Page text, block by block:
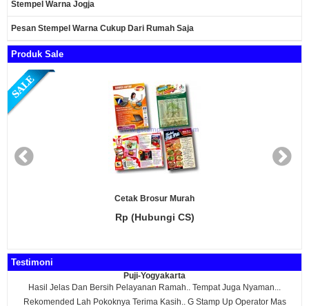
Stempel Warna Jogja
Pesan Stempel Warna Cukup Dari Rumah Saja
Produk Sale
Cetak Brosur Murah
Rp (Hubungi CS)
Testimoni
Puji-Yogyakarta
Hasil Jelas Dan Bersih Pelayanan Ramah.. Tempat Juga Nyaman...
Rekomended Lah Pokoknya Terima Kasih.. G Stamp Up Operator Mas